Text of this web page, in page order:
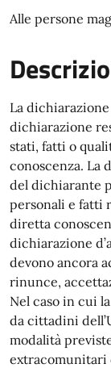
Alle persone
La
dichiarazione
stati, fatti o
conoscenza. La
del dichiarante
personali e fatti
diretta
dichiarazione
devono ancora
rinunce,
Nel caso in cui
da cittadini
modalità
extracomunitari